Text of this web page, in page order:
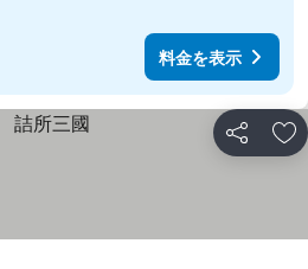
料金を表示
シェア お